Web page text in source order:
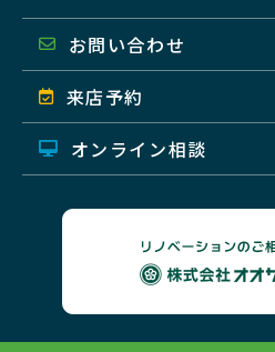
お問い合わせ
来店予約
オンライン相談